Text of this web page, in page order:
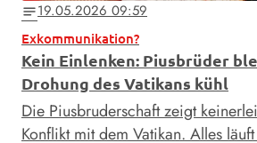
notes19.05.2026 09:59
Exkommunikation?
Kein Einlenken: Piusbrüder
Drohung des Vatikans kühl
Die Piusbruderschaft zeigt
Konflikt mit dem Vatikan. Alles